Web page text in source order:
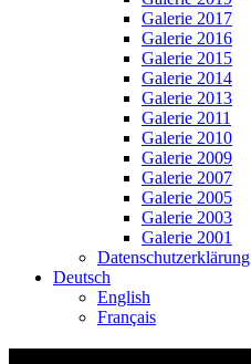
Galerie 2017
Galerie 2016
Galerie 2015
Galerie 2014
Galerie 2013
Galerie 2011
Galerie 2010
Galerie 2009
Galerie 2007
Galerie 2005
Galerie 2003
Galerie 2001
Datenschutzerklärung
Deutsch
English
Français